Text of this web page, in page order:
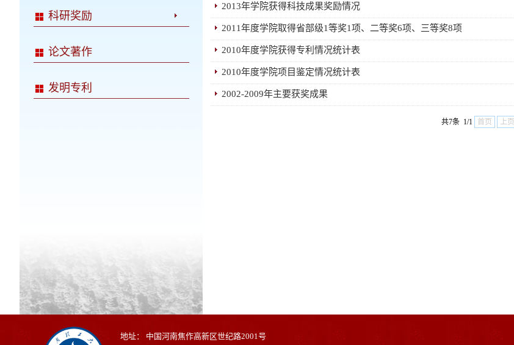
科研奖励
论文著作
发明专利
2013年学院获得科技成果奖励情况
2011年度学院取得省部级1等奖1项、二等奖6项、三等奖8项
2010年度学院获得专利情况统计表
2010年度学院项目鉴定情况统计表
2002-2009年主要获奖成果
共7条 1/1 首页 上页
地址： 中国河南焦作高新区世纪路2001号